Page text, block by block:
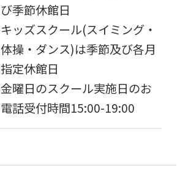
び季節休館日
キッズスクール(スイミング・
体操・ダンス)は季節及び各月
指定休館日
金曜日のスクール実施日のお
電話受付時間15:00-19:00